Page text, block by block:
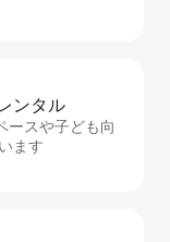
ン⁠タ⁠ル
ースや子ども向
ます